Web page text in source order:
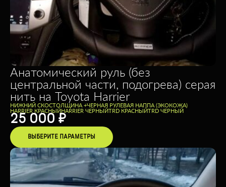
Анатомический руль (без
центральной части, подогрева) серая
нить на Toyota Harrier
НИЖНИЙ СКОСТОЛЩИНА +ЧЕРНАЯ РУЛЕВАЯ НАППА (ЭКОКОЖА)
HARRIER КРАСНЫЙHARRIER ЧЕРНЫЙTRD КРАСНЫЙTRD ЧЕРНЫЙ
25 000 ₽
ВЫБЕРИТЕ ПАРАМЕТРЫ